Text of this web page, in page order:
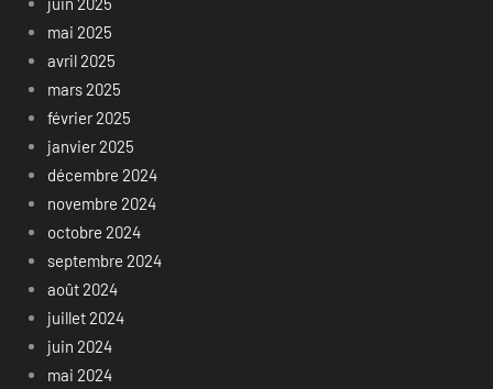
mai 2025
avril 2025
mars 2025
février 2025
janvier 2025
décembre 2024
novembre 2024
octobre 2024
septembre 2024
août 2024
juillet 2024
juin 2024
mai 2024